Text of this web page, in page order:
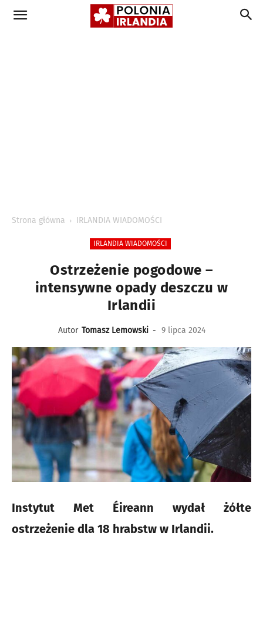
Strona główna IRLANDIA WIADOMOŚCI
IRLANDIA WIADOMOŚCI
Ostrzeżenie pogodowe –
intensywne opady deszczu w
Irlandii
Autor Tomasz Lemowski - 9 lipca 2024
Instytut Met Éireann wydał żółte
ostrzeżenie dla 18 hrabstw w Irlandii.